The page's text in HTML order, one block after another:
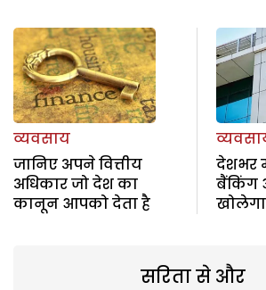
व्यवसाय
जानिए अपने वित्तीय
अधिकार जो देश का
कानून आपको देता है
देशभर
बैंकिंग
सरिता से और